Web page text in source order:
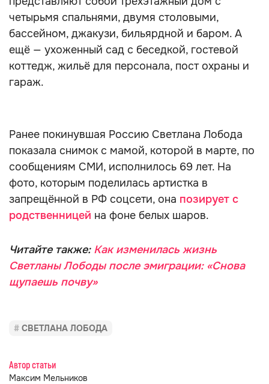
четырьмя спальнями, двумя столовыми,
бассейном, джакузи, бильярдной и баром. А
ещё — ухоженный сад с беседкой, гостевой
коттедж, жильё для персонала, пост охраны и
гараж.
Ранее покинувшая Россию Светлана Лобода
показала снимок с мамой, которой в марте, по
сообщениям СМИ, исполнилось 69 лет. На
фото, которым поделилась артистка в
запрещённой в РФ соцсети, она позирует с
родственницей на фоне белых шаров.
Читайте также: Как изменилась жизнь
Светланы Лободы после эмиграции: «Снова
щупаешь почву»
СВЕТЛАНА ЛОБОДА
Автор статьи
Максим Мельников